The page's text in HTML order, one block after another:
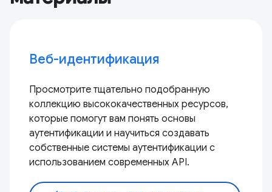
Веб-идентификация
Просмотрите тщательно подобранную
коллекцию высококачественных ресурсов,
которые помогут вам понять основы
аутентификации и научиться создавать
собственные системы аутентификации с
использованием современных API.